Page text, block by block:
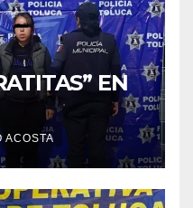
EN
ACOSTA